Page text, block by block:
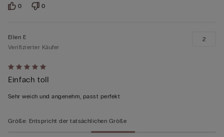
0 0
Mit
5
von
bewertet
Ellen E
Verifizierter Käufer
Einfach toll
Sehr weich und angenehm, passt perfekt
2
Größe: Entspricht der tatsächlichen Größe